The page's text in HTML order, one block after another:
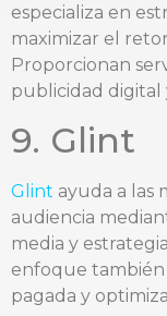
especializa en
maximizar el
Proporcionan
publicidad digital
9. Glint
Glint ayuda a las
audiencia
media y
enfoque también
pagada y